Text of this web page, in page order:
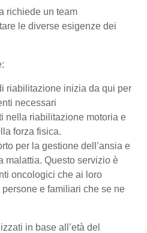
richiede un team
le diverse esigenze dei
riabilitazione inizia da qui per
necessari
nella riabilitazione motoria e
forza fisica.
per la gestione dell’ansia e
malattia. Questo servizio è
oncologici che ai loro
e familiari che se ne
in base all’età del